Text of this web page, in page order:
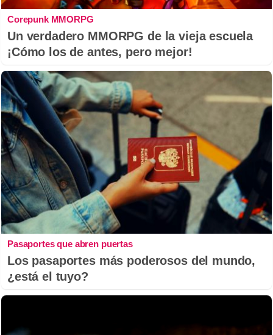
Corepunk MMORPG
Un verdadero MMORPG de la vieja escuela
¡Cómo los de antes, pero mejor!
Pasaportes que abren puertas
Los pasaportes más poderosos del mundo,
¿está el tuyo?